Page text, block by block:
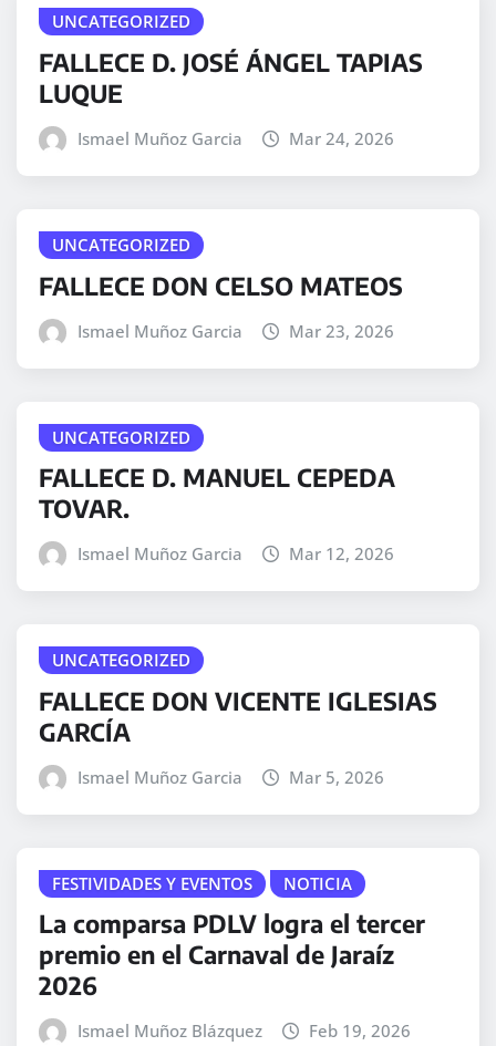
UNCATEGORIZED
FALLECE D. JOSÉ ÁNGEL TAPIAS
LUQUE
Ismael Muñoz Garcia Mar 24, 2026
UNCATEGORIZED
FALLECE DON CELSO MATEOS
Ismael Muñoz Garcia Mar 23, 2026
UNCATEGORIZED
FALLECE D. MANUEL CEPEDA
TOVAR.
Ismael Muñoz Garcia Mar 12, 2026
UNCATEGORIZED
FALLECE DON VICENTE IGLESIAS
GARCÍA
Ismael Muñoz Garcia Mar 5, 2026
FESTIVIDADES Y EVENTOS NOTICIA
La comparsa PDLV logra el tercer
premio en el Carnaval de Jaraíz
2026
Ismael Muñoz Blázquez Feb 19, 2026